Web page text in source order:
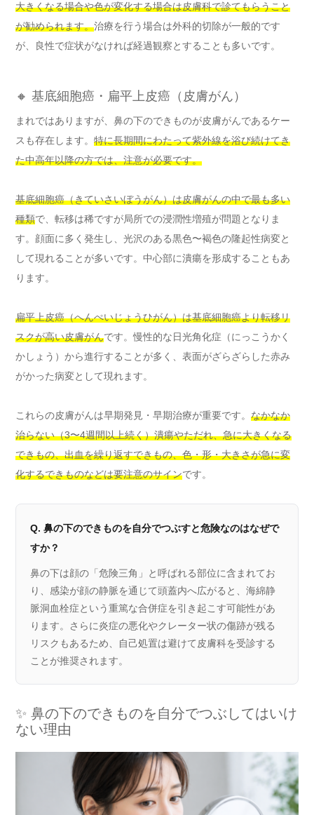
大きくなる場合や色が変化する場合は皮膚科で診てもらうこと
が勧められます。治療を行う場合は外科的切除が一般的です
が、良性で症状がなければ経過観察とすることも多いです。
🔸 基底細胞癌・扁平上皮癌（皮膚がん）
まれではありますが、鼻の下のできものが皮膚がんであるケー
スも存在します。 特に長期間にわたって紫外線を浴び続けてき
た中高年以降の方では、注意が必要です。
基底細胞癌（きていさいぼうがん）は皮膚がんの中で最も多い
種類で、転移は稀ですが局所での浸潤性増殖が問題となりま
す。顔面に多く発生し、光沢のある黒色〜褐色の隆起性病変と
して現れることが多いです。中心部に潰瘍を形成することもあ
ります。
扁平上皮癌（へんぺいじょうひがん）は基底細胞癌より転移リ
スクが高い皮膚がんです。慢性的な日光角化症（にっこうかく
かしょう）から進行することが多く、表面がざらざらした赤み
がかった病変として現れます。
これらの皮膚がんは早期発見・早期治療が重要です。 なかなか
治らない（3〜4週間以上続く）潰瘍やただれ、急に大きくなる
できもの、出血を繰り返すできもの、色・形・大きさが急に変
化するできものなどは要注意のサインです。
Q. 鼻の下のできものを自分でつぶすと危険なのはなぜで
すか？
鼻の下は顔の「危険三角」と呼ばれる部位に含まれてお
り、感染が顔の静脈を通じて頭蓋内へ広がると、海綿静
脈洞血栓症という重篤な合併症を引き起こす可能性があ
ります。さらに炎症の悪化やクレーター状の傷跡が残る
リスクもあるため、自己処置は避けて皮膚科を受診する
ことが推奨されます。
✨ 鼻の下のできものを自分でつぶしてはいけ
ない理由